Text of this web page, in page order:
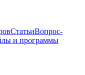
СтатьиВопрос-
и программы